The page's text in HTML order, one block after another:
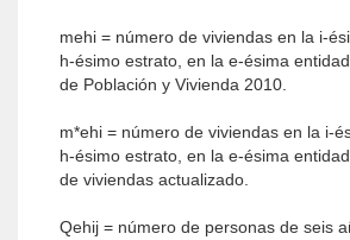
mehi = número de viviendas en la i-
h-ésimo estrato, en la e-ésima
de Población y Vivienda 2010.
m*ehi = número de viviendas en la i-
h-ésimo estrato, en la e-ésima
de viviendas actualizado.
Qehij = número de personas de seis